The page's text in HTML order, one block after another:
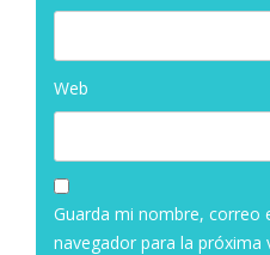
Web
Guarda mi nombre, correo
navegador para la próxima